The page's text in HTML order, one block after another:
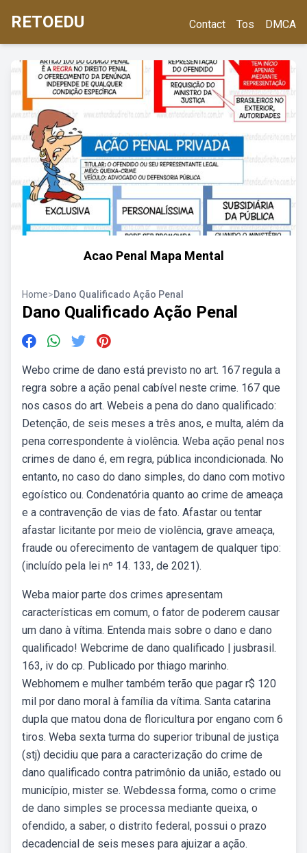
RETOEDU Contact Tos DMCA
Acao Penal Mapa Mental
Home>Dano Qualificado Ação Penal
Dano Qualificado Ação Penal
Webo crime de dano está previsto no art. 167 regula a
regra sobre a ação penal cabível neste crime. 167 que
nos casos do art. Webeis a pena do dano qualificado:
Detenção, de seis meses a três anos, e multa, além da
pena correspondente à violência. Weba ação penal nos
crimes de dano é, em regra, pública incondicionada. No
entanto, no caso do dano simples, do dano com motivo
egoístico ou. Condenatória quanto ao crime de ameaça
e a contravenção de vias de fato. Afastar ou tentar
afastar licitante por meio de violência, grave ameaça,
fraude ou oferecimento de vantagem de qualquer tipo:
(incluído pela lei nº 14. 133, de 2021).
Weba maior parte dos crimes apresentam
características em comum, o fator de poderem causar
um dano à vítima. Entenda mais sobre o dano e dano
qualificado! Webcrime de dano qualificado | jusbrasil.
163, iv do cp. Publicado por thiago marinho.
Webhomem e mulher também terão que pagar r$ 120
mil por dano moral à família da vítima. Santa catarina
dupla que matou dona de floricultura por engano com 6
tiros. Weba sexta turma do superior tribunal de justiça
(stj) decidiu que para a caracterização do crime de
dano qualificado contra patrimônio da união, estado ou
município, mister se. Webdessa forma, como o crime
de dano simples se processa mediante queixa, o
ofendido, a saber, o distrito federal, possui o prazo
decadencial de seis meses para ajuizar a ação.